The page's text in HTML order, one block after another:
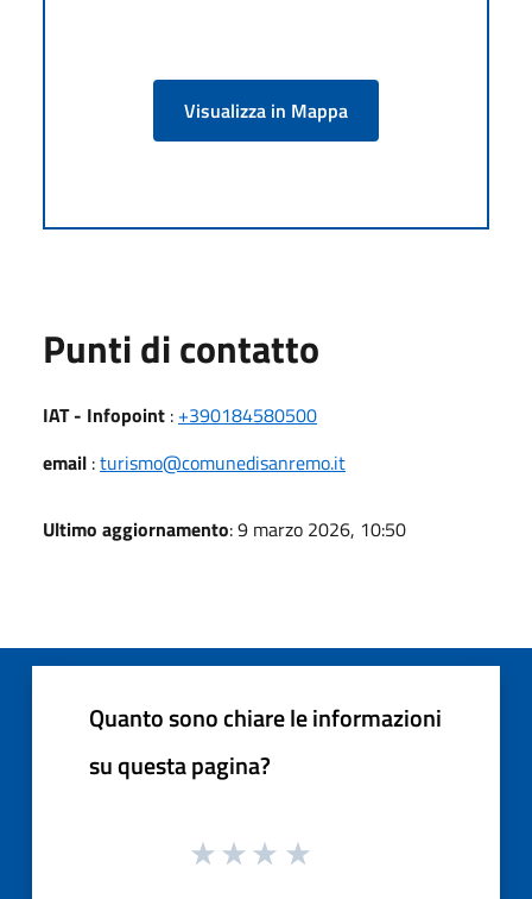
Visualizza in Mappa
Punti di contatto
IAT - Infopoint : +390184580500
email :turismo@comunedisanremo.it
Ultimo aggiornamento: 9 marzo 2026, 10:50
Quanto sono chiare le informazioni
su questa pagina?